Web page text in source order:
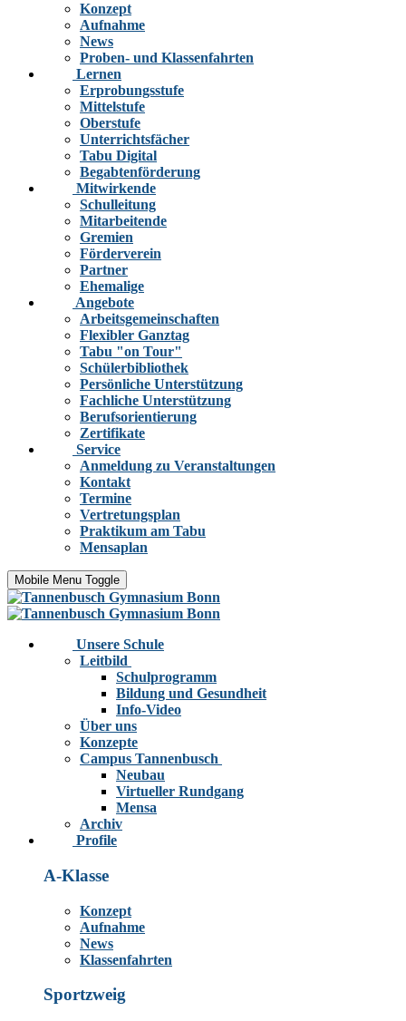
Konzept
Aufnahme
News
Proben- und Klassenfahrten
Lernen
Erprobungsstufe
Mittelstufe
Oberstufe
Unterrichtsfächer
Tabu Digital
Begabtenförderung
Mitwirkende
Schulleitung
Mitarbeitende
Gremien
Förderverein
Partner
Ehemalige
Angebote
Arbeitsgemeinschaften
Flexibler Ganztag
Tabu "on Tour"
Schülerbibliothek
Persönliche Unterstützung
Fachliche Unterstützung
Berufsorientierung
Zertifikate
Service
Anmeldung zu Veranstaltungen
Kontakt
Termine
Vertretungsplan
Praktikum am Tabu
Mensaplan
Mobile Menu Toggle
Unsere Schule
Leitbild
Schulprogramm
Bildung und Gesundheit
Info-Video
Über uns
Konzepte
Campus Tannenbusch
Neubau
Virtueller Rundgang
Mensa
Archiv
Profile
A-Klasse
Konzept
Aufnahme
News
Klassenfahrten
Sportzweig